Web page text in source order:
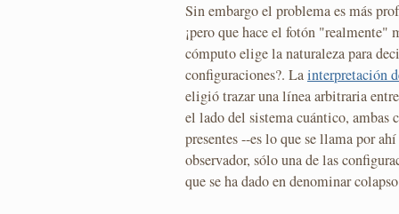
Sin embargo el problema es más
¡pero que hace el fotón "realmente"
cómputo elige la naturaleza para
configuraciones?. Lainterpretación
eligió trazar una línea arbitraria
el lado del sistema cuántico, ambas
presentes --es lo que se llama por
observador, sólo una de las
que se ha dado en denominar